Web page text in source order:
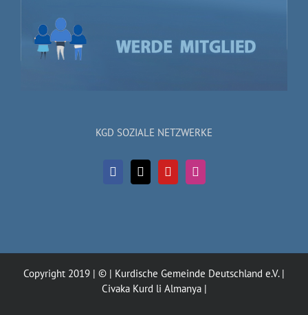
KGD SOZIALE NETZWERKE
Copyright 2019 | © | Kurdische Gemeinde Deutschland e.V. |
Civaka Kurd li Almanya |